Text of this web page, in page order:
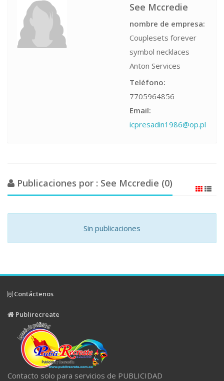
See Mccredie
nombre de empresa:
Couplesets forever
symbol necklaces
Anton Services
Teléfono:
7705964856
Email:
icpresadin1986@op.pl
Publicaciones por : See Mccredie (0)
Sin publicaciones
Contáctenos
Publirecreate
Contacto solo para servicios de PUBLICIDAD